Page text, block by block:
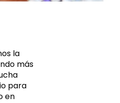
la
más
para
en